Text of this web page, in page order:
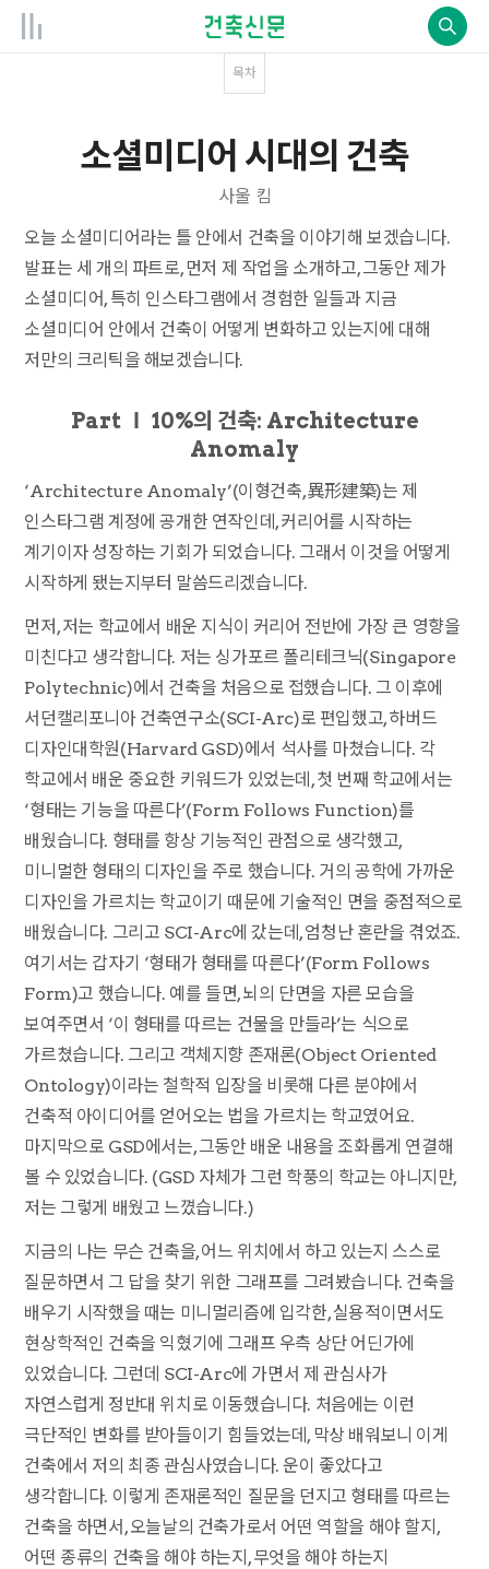
목차
소셜미디어 시대의 건축
사울 킴
오늘 소셜미디어라는 틀 안에서 건축을 이야기해 보겠습니다.
발표는 세 개의 파트로, 먼저 제 작업을 소개하고, 그동안 제가
소셜미디어, 특히 인스타그램에서 경험한 일들과 지금
소셜미디어 안에서 건축이 어떻게 변화하고 있는지에 대해
저만의 크리틱을 해보겠습니다.
Part Ⅰ 10%의 건축: Architecture
Anomaly
‘Architecture Anomaly’(이형건축, 異形建築)는 제
인스타그램 계정에 공개한 연작인데, 커리어를 시작하는
계기이자 성장하는 기회가 되었습니다. 그래서 이것을 어떻게
시작하게 됐는지부터 말씀드리겠습니다.
먼저, 저는 학교에서 배운 지식이 커리어 전반에 가장 큰 영향을
미친다고 생각합니다. 저는 싱가포르 폴리테크닉(Singapore
Polytechnic)에서 건축을 처음으로 접했습니다. 그 이후에
서던캘리포니아 건축연구소(SCI-Arc)로 편입했고, 하버드
디자인대학원(Harvard GSD)에서 석사를 마쳤습니다. 각
학교에서 배운 중요한 키워드가 있었는데, 첫 번째 학교에서는
‘형태는 기능을 따른다’(Form Follows Function)를
배웠습니다. 형태를 항상 기능적인 관점으로 생각했고,
미니멀한 형태의 디자인을 주로 했습니다. 거의 공학에 가까운
디자인을 가르치는 학교이기 때문에 기술적인 면을 중점적으로
배웠습니다. 그리고 SCI-Arc에 갔는데, 엄청난 혼란을 겪었죠.
여기서는 갑자기 ‘형태가 형태를 따른다’(Form Follows
Form)고 했습니다. 예를 들면, 뇌의 단면을 자른 모습을
보여주면서 ‘이 형태를 따르는 건물을 만들라’는 식으로
가르쳤습니다. 그리고 객체지향 존재론(Object Oriented
Ontology)이라는 철학적 입장을 비롯해 다른 분야에서
건축적 아이디어를 얻어오는 법을 가르치는 학교였어요.
마지막으로 GSD에서는, 그동안 배운 내용을 조화롭게 연결해
볼 수 있었습니다. (GSD 자체가 그런 학풍의 학교는 아니지만,
저는 그렇게 배웠고 느꼈습니다.)
지금의 나는 무슨 건축을, 어느 위치에서 하고 있는지 스스로
질문하면서 그 답을 찾기 위한 그래프를 그려봤습니다. 건축을
배우기 시작했을 때는 미니멀리즘에 입각한, 실용적이면서도
현상학적인 건축을 익혔기에 그래프 우측 상단 어딘가에
있었습니다. 그런데 SCI-Arc에 가면서 제 관심사가
자연스럽게 정반대 위치로 이동했습니다. 처음에는 이런
극단적인 변화를 받아들이기 힘들었는데, 막상 배워보니 이게
건축에서 저의 최종 관심사였습니다. 운이 좋았다고
생각합니다. 이렇게 존재론적인 질문을 던지고 형태를 따르는
건축을 하면서, 오늘날의 건축가로서 어떤 역할을 해야 할지,
어떤 종류의 건축을 해야 하는지, 무엇을 해야 하는지